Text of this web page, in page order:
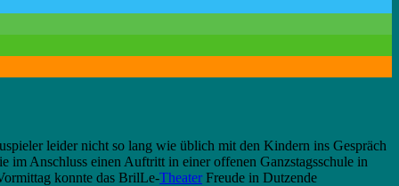
leider nicht so lang wie üblich mit den Kindern ins Gespräch
im Anschluss einen Auftritt in einer offenen Ganzstagsschule in
konnte das BrilLe-Theater Freude in Dutzende